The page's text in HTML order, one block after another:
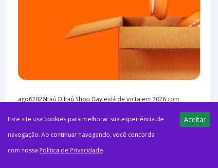
ago62026Itaú O Itaú Shop Day está de volta em 2026 com
promoções para clientes do banco. Entre os destaques estão
Este site usa cookies para melhorar sua experiência de
navegação. Ao continuar navegando, você concorda
com nossa Política de Privacidade.
Aceitar